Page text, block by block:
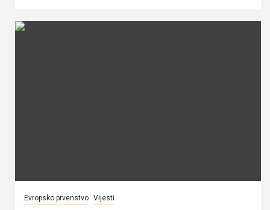
Evropsko prvenstvo Vijesti